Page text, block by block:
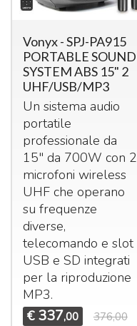
Vonyx - SPJ-PA915
PORTABLE SOUND
SYSTEM ABS 15" 2
UHF/USB/MP3
Un sistema audio
portatile
professionale da
15" da 700W con 2
microfoni wireless
UHFche operano
su frequenze
diverse,
telecomando e slot
USB e SD integrati
per la riproduzione
MP3.
€ 337,00 376,00